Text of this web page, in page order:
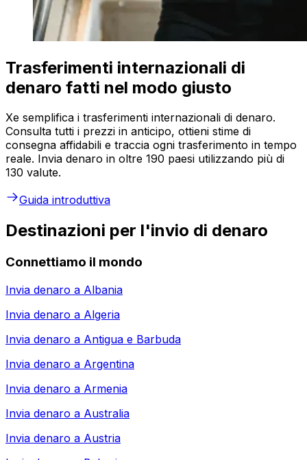
Trasferimenti internazionali di
denaro fatti nel modo giusto
Xe semplifica i trasferimenti internazionali di denaro.
Consulta tutti i prezzi in anticipo, ottieni stime di
consegna affidabili e traccia ogni trasferimento in tempo
reale. Invia denaro in oltre 190 paesi utilizzando più di
130 valute.
Guida introduttiva
Destinazioni per l'invio di denaro
Connettiamo il mondo
Invia denaro a Albania
Invia denaro a Algeria
Invia denaro a Antigua e Barbuda
Invia denaro a Argentina
Invia denaro a Armenia
Invia denaro a Australia
Invia denaro a Austria